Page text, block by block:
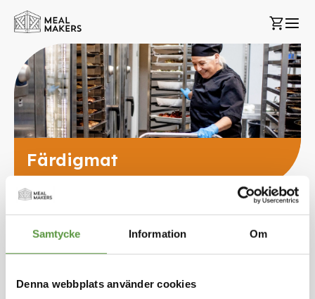
Samtycke Information Om
Denna webbplats använder cookies
Hoppa
Min
Färdigmat
Sortera på
Sätt
LANTMÄNNEN - KUNGSÖRNEN